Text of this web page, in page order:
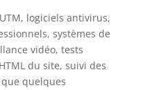
logiciels antivirus,
systèmes de
vidéo, tests
du site, suivi des
quelques